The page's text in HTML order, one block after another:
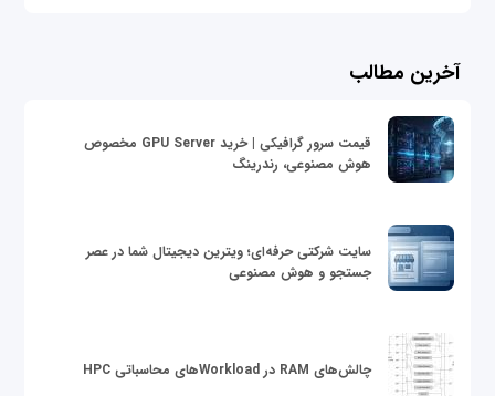
آخرین مطالب
قیمت سرور گرافیکی | خرید GPU Server مخصوص
هوش مصنوعی، رندرینگ
سایت شرکتی حرفه‌ای؛ ویترین دیجیتال شما در عصر
جستجو و هوش مصنوعی
چالش‌های RAM در Workloadهای محاسباتی HPC